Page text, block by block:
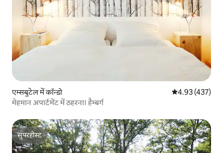
एम्सबुटेल में कॉन्डो औसत रेटिंग 5 में से
4.93 (437)
मेहमान अपार्टमेंट में ठहरना। हैम्बर्ग
सुपरहोस्ट
सुपरहोस्ट